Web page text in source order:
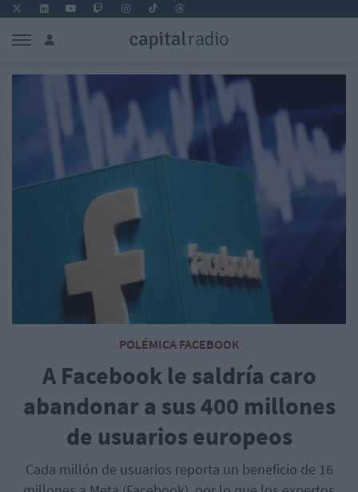
POLÉMICA FACEBOOK
A Facebook le saldría caro
abandonar a sus 400 millones
de usuarios europeos
Cada millón de usuarios reporta un beneficio de 16